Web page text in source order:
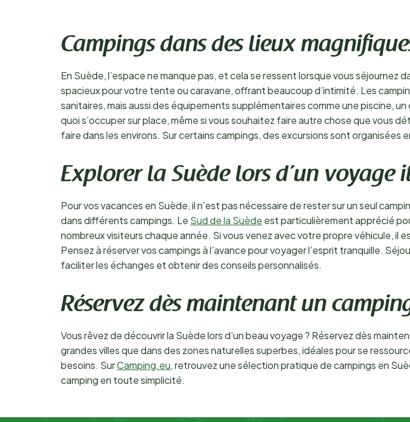
Campings dans des lieux
En Suède, l’espace ne manque pas, et cela se ressent lorsque vous séjournez
spacieux pour votre tente ou caravane, offrant beaucoup d’intimité. Les
sanitaires, mais aussi des équipements supplémentaires comme une piscine,
quoi s’occuper sur place, même si vous souhaitez faire autre chose que vous
faire dans les environs. Sur certains campings, des excursions sont organisées
Explorer la Suède lors d’un voyage
Pour vos vacances en Suède, il n’est pas nécessaire de rester sur un seul
dans différents campings. Le Sud de la Suède est particulièrement apprécié
nombreux visiteurs chaque année. Si vous venez avec votre propre véhicule, il
Pensez à réserver vos campings à l’avance pour voyager l’esprit tranquille.
faciliter les échanges et obtenir des conseils personnalisés.
Réservez dès maintenant un
Vous rêvez de découvrir la Suède lors d’un beau voyage ? Réservez dès
grandes villes que dans des zones naturelles superbes, idéales pour se
besoins. SurCamping.eu, retrouvez une sélection pratique de campings en
camping en toute simplicité.